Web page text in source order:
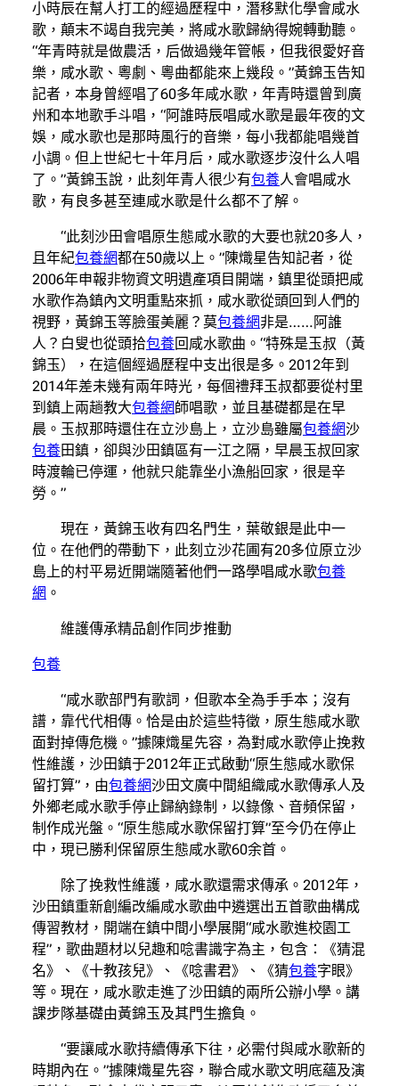
小時辰在幫人打工的經過歷程中，潛移默化學會咸水
歌，顛末不竭自我完美，將咸水歌歸納得婉轉動聽。
“年青時就是做農活，后做過幾年管帳，但我很愛好音
樂，咸水歌、粵劇、粵曲都能來上幾段。”黃錦玉告知
記者，本身曾經唱了60多年咸水歌，年青時還曾到廣
州和本地歌手斗唱，“阿誰時辰唱咸水歌是最年夜的文
娛，咸水歌也是那時風行的音樂，每小我都能唱幾首
小調。但上世紀七十年月后，咸水歌逐步沒什么人唱
了。”黃錦玉說，此刻年青人很少有包養人會唱咸水
歌，有良多甚至連咸水歌是什么都不了解。
“此刻沙田會唱原生態咸水歌的大要也就20多人，
且年紀包養網都在50歲以上。”陳熾星告知記者，從
2006年申報非物資文明遺產項目開端，鎮里從頭把咸
水歌作為鎮內文明重點來抓，咸水歌從頭回到人們的
視野，黃錦玉等臉蛋美麗？莫包養網非是……阿誰
人？白叟也從頭拾包養回咸水歌曲。“特殊是玉叔（黃
錦玉），在這個經過歷程中支出很是多。2012年到
2014年差未幾有兩年時光，每個禮拜玉叔都要從村里
到鎮上兩趟教大包養網師唱歌，並且基礎都是在早
晨。玉叔那時還住在立沙島上，立沙島雖屬包養網沙
包養田鎮，卻與沙田鎮區有一江之隔，早晨玉叔回家
時渡輪已停運，他就只能靠坐小漁船回家，很是辛
勞。”
現在，黃錦玉收有四名門生，葉敬銀是此中一
位。在他們的帶動下，此刻立沙花圃有20多位原立沙
島上的村平易近開端隨著他們一路學唱咸水歌包養
網 。
維護傳承精品創作同步推動
包養
“咸水歌部門有歌詞，但歌本全為手手本；沒有
譜，靠代代相傳。恰是由於這些特徵，原生態咸水歌
面對掉傳危機。”據陳熾星先容，為對咸水歌停止挽救
性維護，沙田鎮于2012年正式啟動“原生態咸水歌保
留打算”，由包養網沙田文廣中間組織咸水歌傳承人及
外鄉老咸水歌手停止歸納錄制，以錄像、音頻保留，
制作成光盤。“原生態咸水歌保留打算”至今仍在停止
中，現已勝利保留原生態咸水歌60余首。
除了挽救性維護，咸水歌還需求傳承。2012年，
沙田鎮重新創編改編咸水歌曲中遴選出五首歌曲構成
傳習教材，開端在鎮中間小學展開“咸水歌進校園工
程”，歌曲題材以兒趣和唸書識字為主，包含：《猜混
名》、《十教孩兒》、《唸書君》、《猜包養字眼》
等。現在，咸水歌走進了沙田鎮的兩所公辦小學。講
課步隊基礎由黃錦玉及其門生擔負。
“要讓咸水歌持續傳承下往，必需付與咸水歌新的
時期內在。”據陳熾星先容，聯合咸水歌文明底蘊及演